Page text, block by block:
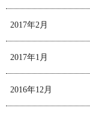
2017年2月
2017年1月
2016年12月